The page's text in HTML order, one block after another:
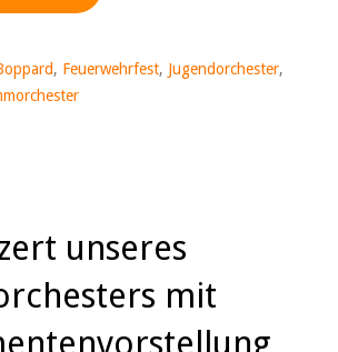
, Feuerwehrfest, Jugendorchester,
unseres
mit